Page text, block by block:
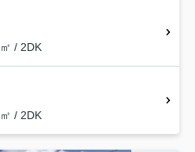
/ 2DK
/ 2DK